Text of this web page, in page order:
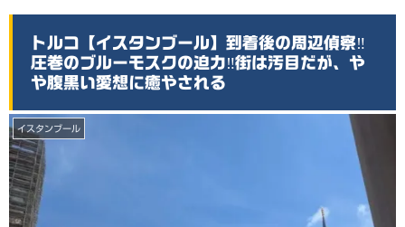
トルコ【イスタンブール】到着後の周辺偵察‼️
圧巻のブルーモスクの迫力‼️街は汚目だが、や
や腹黒い愛想に癒やされる
イスタンブール